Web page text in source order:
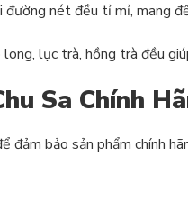
đường nét đều tỉ mỉ, mang
lục trà, hồng trà đều
Sa Chính
bảo sản phẩm chính